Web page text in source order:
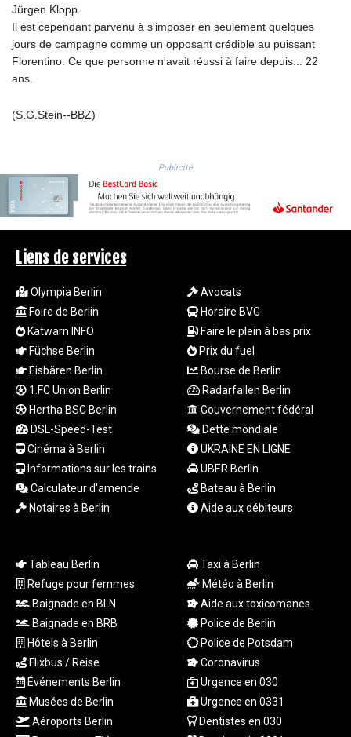
LSL 18.720126
LTL 3.41159
LVL 0.698888
MMK
2425.815605
MNT
46.322486
MUR
54.303818
MVR
17.850835
MWK
1998.087679
19.811612
MYR 4.723385
MZN
73.835683
NAD 18.719883
NIO 42.405066
NOK 10.986386
NPR
175.441455
NZD 1.961282
OMR 0.444252
PAB 1.152294
PEN 3.902292
PGK 5.092273
PHP 70.184643
PKR
Jürgen Klopp.
Il est cependant parvenu à s'imposer en seulement quelques
jours de campagne comme un opposant crédible au puissant
Florentino. Ce que personne n'avait réussi à faire depuis... 22
ans.
(S.G.Stein--BBZ)
Publicité
Liens de services
Olympia Berlin
Foire de Berlin
Katwarn INFO
Füchse Berlin
Eisbären Berlin
1.FC Union Berlin
Hertha BSC Berlin
DSL-Speed-Test
Cinéma à Berlin
Informations sur les trains
Calculateur d'amende
Notaires à Berlin
Avocats
Horaire BVG
Faire le plein à bas prix
Prix du fuel
Bourse de Berlin
Radarfallen Berlin
Gouvernement fédéral
Dette mondiale
UKRAINE EN LIGNE
UBER Berlin
Bateau à Berlin
Aide aux débiteurs
Tableau Berlin
Refuge pour femmes
Baignade en BLN
Baignade en BRB
Hôtels à Berlin
Flixbus / Reise
Événements Berlin
Musées de Berlin
Aéroports Berlin
Taxi à Berlin
Météo à Berlin
Aide aux toxicomanes
Police de Berlin
Police de Potsdam
Coronavirus
Urgence en 030
Urgence en 0331
Dentistes en 030